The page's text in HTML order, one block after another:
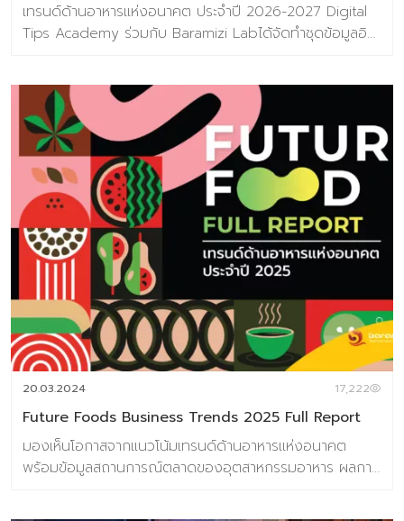
เทรนด์ด้านอาหารแห่งอนาคต ประจำปี 2026-2027 Digital
Tips Academy ร่วมกับ Baramizi Labได้จัดทำชุดข้อมูลอิน
การแค่ “ตามเทรนด์” ไม่พออีกต่อไปแต่ต้อง มองเห็นอนาคต
ก่อนใคร เพื่อวางกลยุทธ์ให้แม่นยำ (ชุดข้อมูลเทรนด์อยู่ในรูป
แบบ E-Book ) เนื้อหาภายในเล่ม 186 หน้า ครอบคลุม
Introduction แนวคิด ทฤษฎีและสมมติฐานงานวิจัย บทที่
1 Future Food Trend เปิดมุมมองเพื่อมองเห็นโอกาสในภาพ
รวมอุตสาหกรรมอาหารแห่งอนาคต 10 แนวโน้มธุรกิจอาหาร
แห่งอนาคต ประกอบไปด้วย 1. Well-Mental Eating 2.
Personalized Nutrition 3. Edible Beauty 4. Through
the root 5. Eye Foodie 6. Extraordinary Meal 7.
Alternative Nutrition 8. Foods for the world 9.
Localized Chain 10. FoodTech บทที่ 2 Food Market
Analysis (Global) ข้อมูลสถานการณ์ตลาดของอุตสาหกรรม
อาหาร บทที่ 3 ข้อมูลกรณีศึกษากว่า 100 เคส บทที่ 4 ผลการ
วิจัยผู้บริโภคชาวไทย 800 ตัวอย่างเกี่ยวกับการตอบรับเท
เต็ม 3,990 บาท หากมีคำถามเ […]
20.03.2024 17,222
Future Foods Business Trends 2025 Full Report
มองเห็นโอกาสจากแนวโน้มเทรนด์ด้านอาหารแห่งอนาคต
พร้อมข้อมูลสถานการณ์ตลาดของอุตสาหกรรมอาหาร ผลการ